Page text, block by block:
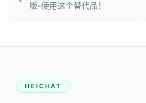
版-使用这个替代品！
HEICHAT